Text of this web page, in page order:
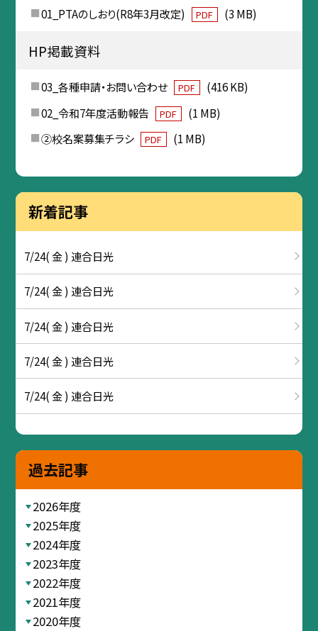
01_PTAのしおり(R8年3月改定)
PDF (3 MB)
HP掲載資料
03_各種申請・お問い合わせ PDF
(416 KB)
02_令和7年度活動報告
PDF
(1 MB)
②校名案募集チラシ
PDF (1 MB)
新着記事
7/24( 金 ) 連合日光
7/24( 金 ) 連合日光
7/24( 金 ) 連合日光
7/24( 金 ) 連合日光
7/24( 金 ) 連合日光
過去記事
2026年度
2025年度
2024年度
2023年度
2022年度
2021年度
2020年度